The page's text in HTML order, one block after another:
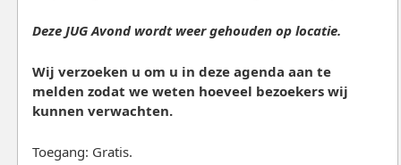
Deze JUG Avond wordt weer gehouden op locatie.
Wij verzoeken u om u in deze agenda aan te
melden zodat we weten hoeveel bezoekers wij
kunnen verwachten.
Toegang: Gratis.